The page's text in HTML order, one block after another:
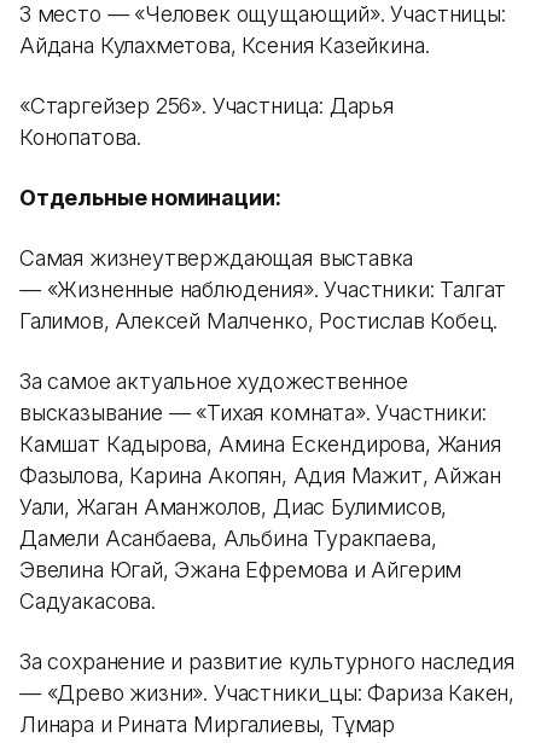
3 место —«Человек ощущающий». Участницы:
Айдана Кулахметова, Ксения Казейкина.
«Старгейзер 256». Участница: Дарья
Конопатова.
Отдельные номинации:
Самая жизнеутверждающая выставка
—«Жизненные наблюдения». Участники: Талгат
Галимов, Алексей Малченко, Ростислав Кобец.
За самое актуальное художественное
высказывание —«Тихая комната». Участники:
Камшат Кадырова, Амина Ескендирова, Жания
Фазылова, Карина Акопян, Адия Мажит, Айжан
Уали, Жаган Аманжолов, Диас Булимисов,
Дамели Асанбаева, Альбина Туракпаева,
Эвелина Югай, Эжана Ефремова и Айгерим
Садуакасова.
За сохранение и развитие культурного наследия
—«Древо жизни». Участники_цы: Фариза Какен,
Линара и Рината Миргалиевы, Тұмар